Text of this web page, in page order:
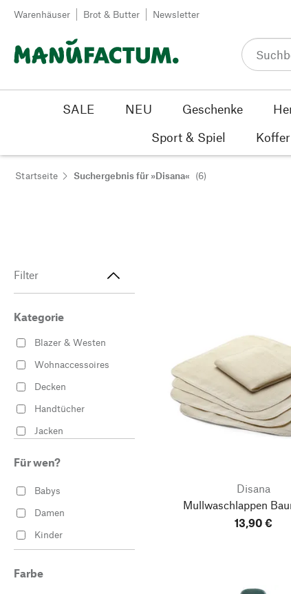
Zum Inhalt springen
Warenhäuser Brot & Butter Newsletter
SALE NEU Geschenke
Sport & Spiel
Startseite Suchergebnis für »Disana« (6)
Filter
Kategorie
Blazer & Westen
Wohnaccessoires
Decken
Handtücher
Jacken
Sitzauflagen
Sitzauflagen
Für wen?
Babys
Damen
Kinder
Farbe
Disana
Mullwaschlappen
13,90 €